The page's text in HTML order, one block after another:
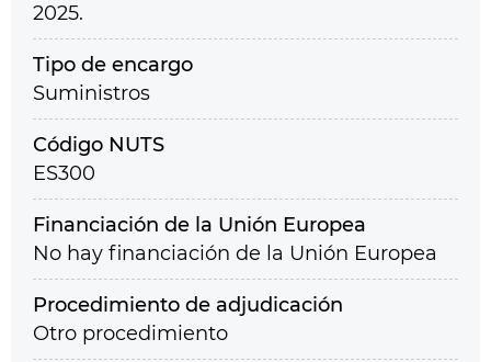
2025.
Tipo de encargo
Suministros
Código NUTS
ES300
Financiación de la Unión Europea
No hay financiación de la Unión Europea
Procedimiento de adjudicación
Otro procedimiento